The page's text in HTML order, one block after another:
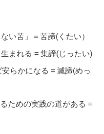
い苦」＝苦諦(くたい）
まれる = 集諦(じったい)
安らかになる = 滅諦(めっ
ための実践の道がある =